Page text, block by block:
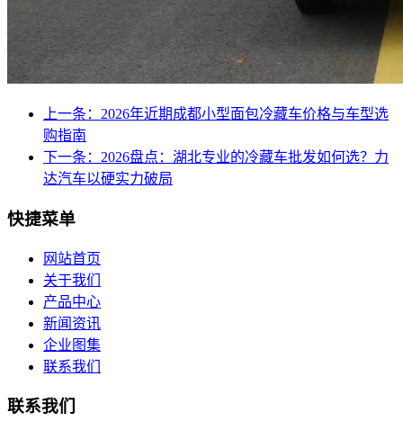
上一条：2026年近期成都小型面包冷藏车价格与车型选
购指南
下一条：2026盘点：湖北专业的冷藏车批发如何选？力
达汽车以硬实力破局
快捷菜单
网站首页
关于我们
产品中心
新闻资讯
企业图集
联系我们
联系我们